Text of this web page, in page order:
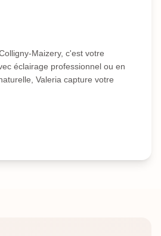
Maizery, c'est votre
éclairage professionnel ou en
Valeria capture votre